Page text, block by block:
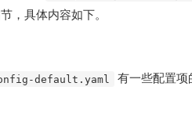
，具体内容如下。
default.yaml
有一些配置项